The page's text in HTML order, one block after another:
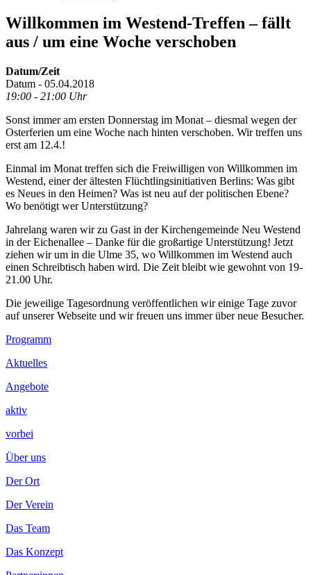
Willkommen im Westend-Treffen – fällt
aus / um eine Woche verschoben
Datum/Zeit
Datum - 05.04.2018
19:00 - 21:00 Uhr
Sonst immer am ersten Donnerstag im Monat – diesmal wegen der
Osterferien um eine Woche nach hinten verschoben. Wir treffen uns
erst am 12.4.!
Einmal im Monat treffen sich die Freiwilligen von Willkommen im
Westend, einer der ältesten Flüchtlingsinitiativen Berlins: Was gibt
es Neues in den Heimen? Was ist neu auf der politischen Ebene?
Wo benötigt wer Unterstützung?
Jahrelang waren wir zu Gast in der Kirchengemeinde Neu Westend
in der Eichenallee – Danke für die großartige Unterstützung! Jetzt
ziehen wir um in die Ulme 35, wo Willkommen im Westend auch
einen Schreibtisch haben wird. Die Zeit bleibt wie gewohnt von 19-
21.00 Uhr.
Die jeweilige Tagesordnung veröffentlichen wir einige Tage zuvor
auf unserer Webseite und wir freuen uns immer über neue Besucher.
Footer
Inhalt
Programm
Aktuelles
Angebote
aktiv
vorbei
Über uns
Der Ort
Der Verein
Das Team
Das Konzept